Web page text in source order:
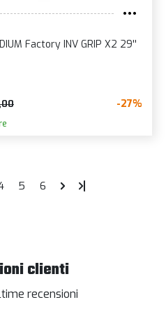
Factory INV GRIP X2 29''
-27%
5 6
clienti
recensioni